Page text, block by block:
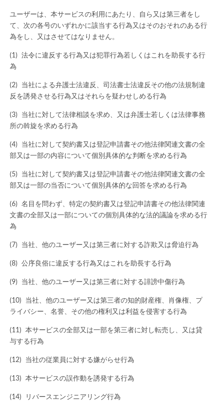
ユーザーは、本サービスの利用にあたり、自ら又は第三者をし
て、次の各号のいずれかに該当する行為又はそのおそれのある行
為をし、又はさせてはなりません。
法令に違反する行為又は犯罪行為若しくはこれを助長する行
為
当社による弁護士法違反、司法書士法違反その他の法規制違
反を誘発させる行為又はそれらを疑わせしめる行為
当社に対して法律相談を求め、又は弁護士若しくは法律事務
所の斡旋を求める行為
当社に対して契約書又は登記申請書その他法律関連文書の全
部又は一部の内容について個別具体的な判断を求める行為
当社に対して契約書又は登記申請書その他法律関連文書の全
部又は一部の当否について個別具体的な回答を求める行為
名目を問わず、特定の契約書又は登記申請書その他法律関連
文書の全部又は一部についての個別具体的な法的議論を求める行
為
当社、他のユーザー又は第三者に対する詐欺又は脅迫行為
公序良俗に違反する行為又はこれを助長する行為
当社、他のユーザー又は第三者に対する誹謗中傷行為
当社、他のユーザー又は第三者の知的財産権、肖像権、プ
ライバシー、名誉、その他の権利又は利益を侵害する行為
本サービスの全部又は一部を第三者に対し転売し、又は貸
与する行為
当社の従業員に対する嫌がらせ行為
本サービスの誤作動を誘発する行為
リバースエンジニアリング行為